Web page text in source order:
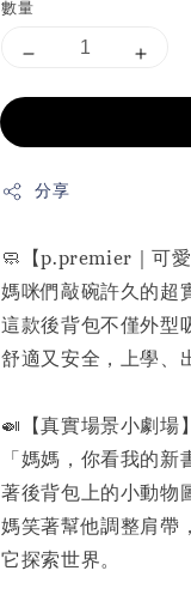
數量
分享
🧼【p.premier｜可
媽咪們敲碗許久的超
這款後背包不僅外型
舒適又安全，上學、
🍛【真實場景小劇場】
「媽媽，你看我的
著後背包上的小動物
媽笑著幫他調整肩帶
它探索世界。